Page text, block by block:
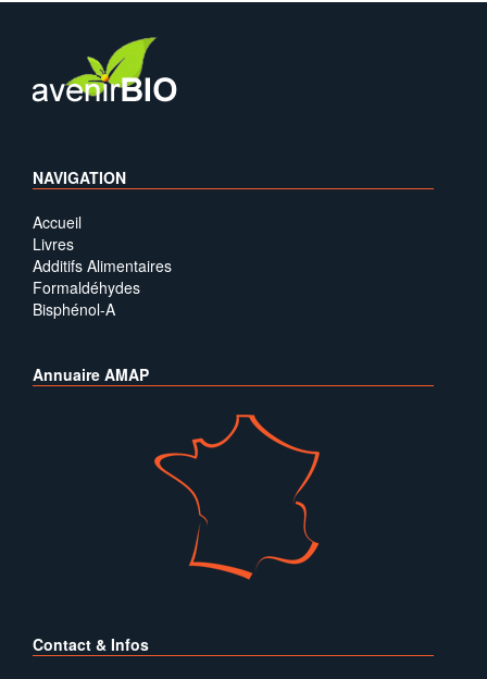
NAVIGATION
Accueil
Livres
Additifs Alimentaires
Formaldéhydes
Bisphénol-A
Annuaire AMAP
Contact & Infos